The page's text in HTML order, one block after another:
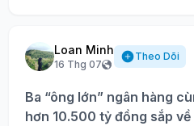
Loan Minh
16 Thg 07
Theo Dõi
Ba “ông lớn” ngân hàng
hơn 10.500 tỷ đồng sắp